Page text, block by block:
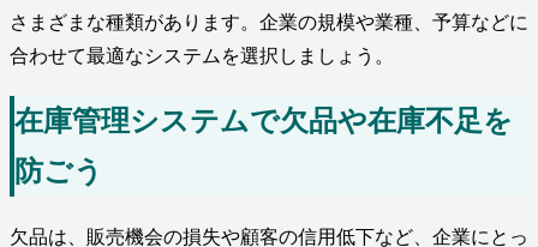
さまざまな種類があります。企業の規模や業種、予算などに
合わせて最適なシステムを選択しましょう。
在庫管理システムで欠品や在庫不足を
防ごう
欠品は、販売機会の損失や顧客の信用低下など、企業にとっ